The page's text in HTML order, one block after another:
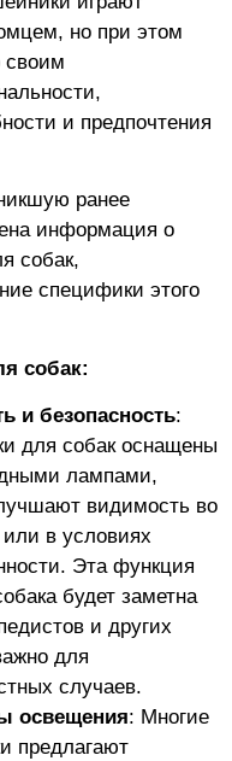
но при этом
своим
и предпочтения
ранее
информация о
собак,
специфики этого
собак:
и безопасность:
для собак оснащены
лампами,
видимость во
в условиях
Эта функция
будет заметна
и других
для
случаев.
освещения: Многие
предлагают